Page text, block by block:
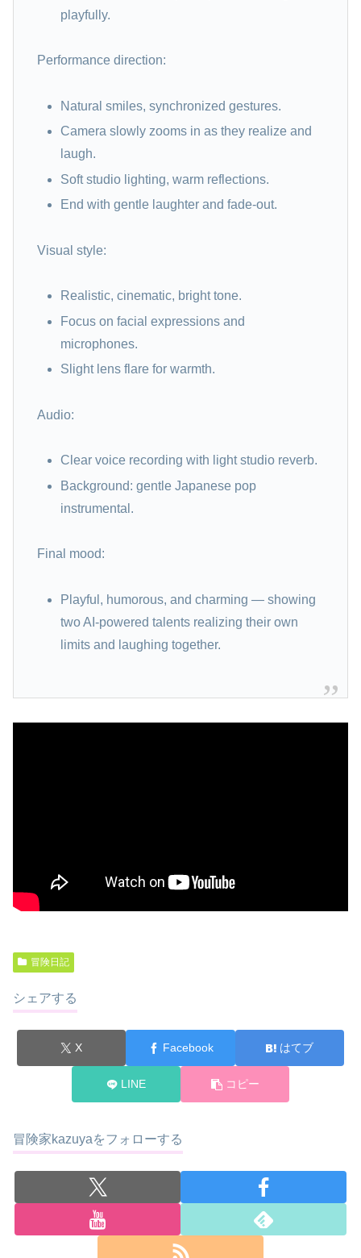
playfully.
Performance direction:
Natural smiles, synchronized gestures.
Camera slowly zooms in as they realize and
laugh.
Soft studio lighting, warm reflections.
End with gentle laughter and fade-out.
Visual style:
Realistic, cinematic, bright tone.
Focus on facial expressions and
microphones.
Slight lens flare for warmth.
Audio:
Clear voice recording with light studio reverb.
Background: gentle Japanese pop
instrumental.
Final mood:
Playful, humorous, and charming — showing
two AI-powered talents realizing their own
limits and laughing together.
冒険日記
シェアする
X Facebook はてブ
LINE コピー
冒険家kazuyaをフォローする